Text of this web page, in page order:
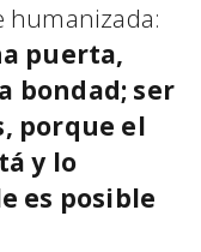
humanizada:
puerta,
bondad; ser
porque el
y lo
es posible